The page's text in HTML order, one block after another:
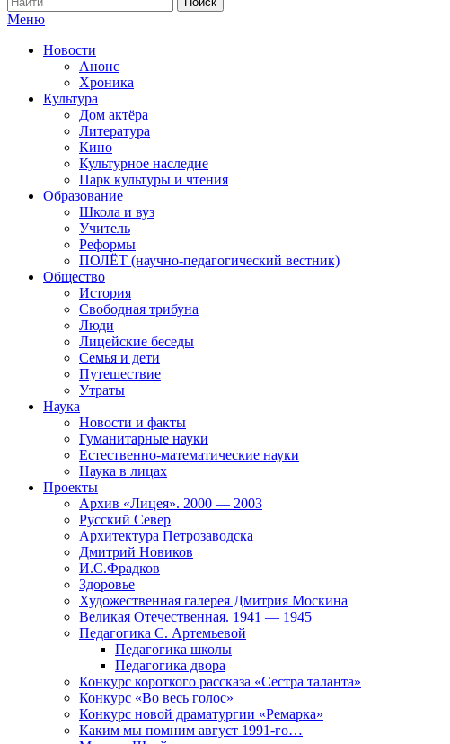
Меню
Новости
Анонс
Хроника
Культура
Дом актёра
Литература
Кино
Культурное наследие
Парк культуры и чтения
Образование
Школа и вуз
Учитель
Реформы
ПОЛЁТ (научно-педагогический вестник)
Общество
История
Свободная трибуна
Люди
Лицейские беседы
Семья и дети
Путешествие
Утраты
Наука
Новости и факты
Гуманитарные науки
Естественно-математические науки
Наука в лицах
Проекты
Архив «Лицея». 2000 — 2003
Русский Север
Архитектура Петрозаводска
Дмитрий Новиков
И.С.Фрадков
Здоровье
Художественная галерея Дмитрия Москина
Великая Отечественная. 1941 — 1945
Педагогика С. Артемьевой
Педагогика школы
Педагогика двора
Конкурс короткого рассказа «Сестра таланта»
Конкурс «Во весь голос»
Конкурс новой драматургии «Ремарка»
Каким мы помним август 1991-го…